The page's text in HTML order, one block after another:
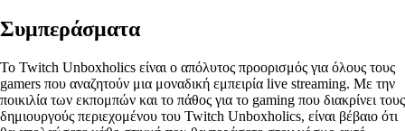
Συμπεράσματα
To Twitch Unboxholics είναι ο απόλυτος προορισμός για όλους τους
gamers που αναζητούν μια μοναδική εμπειρία live streaming. Με την
ποικιλία των εκπομπών και το πάθος για το gaming που διακρίνει τους
δημιουργούς περιεχομένου του Twitch Unboxholics, είναι βέβαιο ότι